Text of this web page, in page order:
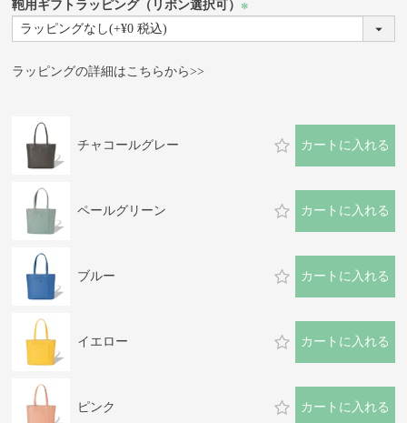
鞄用ギフトラッピング（リボン選択可）
ラッピングの詳細はこちらから>>
チャコールグレー カートに入れる
ペールグリーン カートに入れる
ブルー カートに入れる
イエロー カートに入れる
ピンク カートに入れる